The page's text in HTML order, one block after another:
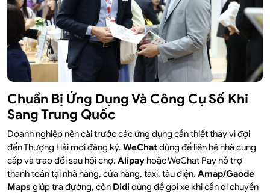
Chuẩn Bị Ứng Dụng Và Công Cụ Số Khi
Sang Trung Quốc
Doanh nghiệp nên cài trước các ứng dụng cần thiết thay vì đợi
đến Thượng Hải mới đăng ký. WeChatdùng để liên hệ nhà cung
cấp và trao đổi sau hội chợ. Alipay hoặc WeChat Pay hỗ trợ
thanh toán tại nhà hàng, cửa hàng, taxi, tàu điện. Amap/Gaode
Maps giúp tra đường, còn Dididùng để gọi xe khi cần di chuyển